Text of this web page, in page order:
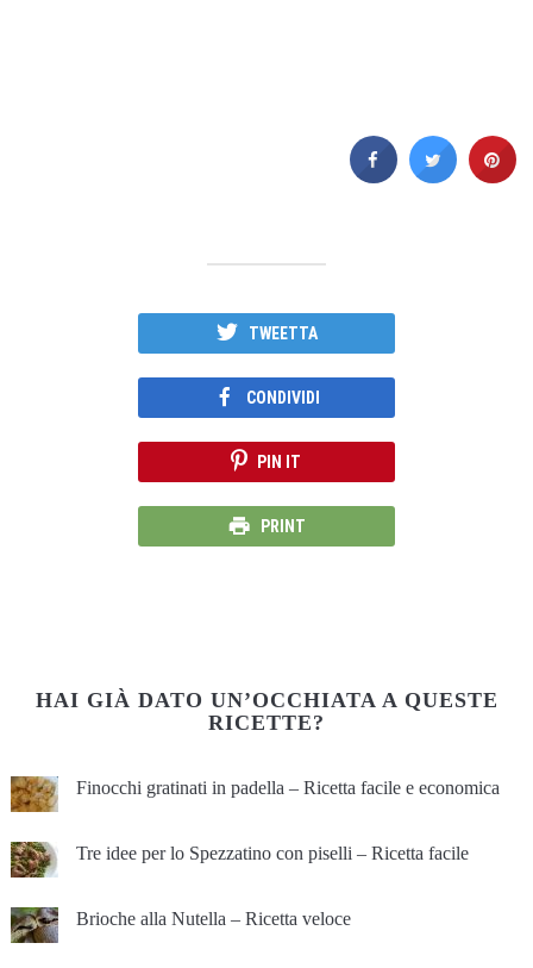
TWEETTA
CONDIVIDI
PIN IT
PRINT
HAI GIÀ DATO UN’OCCHIATA A QUESTE
RICETTE?
Finocchi gratinati in padella – Ricetta facile e economica
Tre idee per lo Spezzatino con piselli – Ricetta facile
Brioche alla Nutella – Ricetta veloce